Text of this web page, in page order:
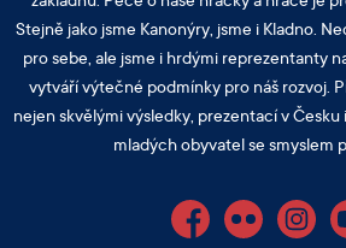
Stejně jako jsme Kanonýry, jsme i Kladno.
pro sebe, ale jsme i hrdými reprezentanty
vytváří výtečné podmínky pro náš rozvoj.
nejen skvělými výsledky, prezentací v
mladých obyvatel se smyslem
FacebookFlickr